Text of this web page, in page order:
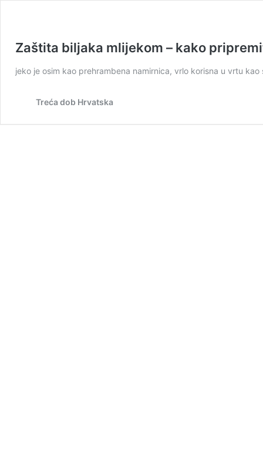
Zaštita biljaka mlijekom – kako
jeko je osim kao prehrambena namirnica, vrlo korisna u vrtu
Treća dob Hrvatska